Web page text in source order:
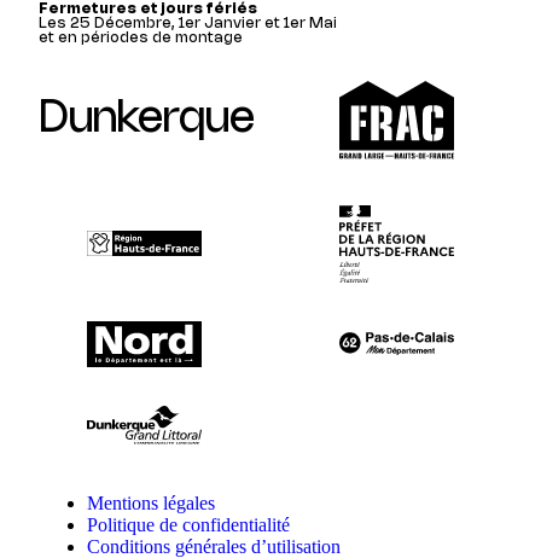
Fermetures et jours fériés
Les 25 Décembre, 1er Janvier et 1er Mai
et en périodes de montage
Dunkerque
Mentions légales
Politique de confidentialité
Conditions générales d’utilisation